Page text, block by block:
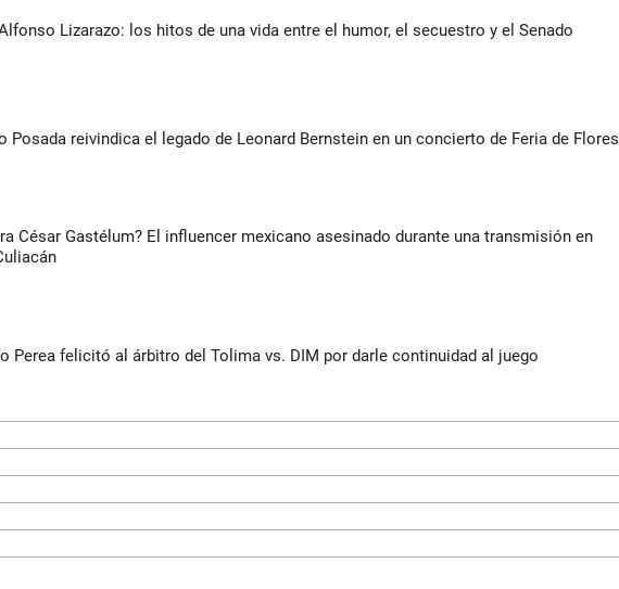
Lizarazo: los hitos de una vida entre el humor, el secuestro y el Senado
Posada reivindica el legado de Leonard Bernstein en un concierto de Feria de Flores
César Gastélum? El influencer mexicano asesinado durante una transmisión en
Perea felicitó al árbitro del Tolima vs. DIM por darle continuidad al juego